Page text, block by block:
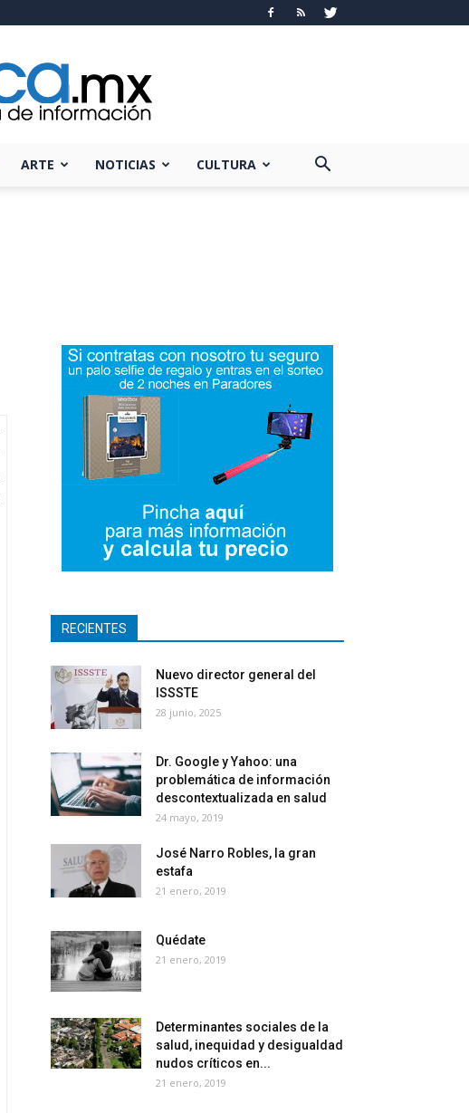
ARTE NOTICIAS CULTURA
RECIENTES
Nuevo director general del
ISSSTE
28 junio, 2025
Dr. Google y Yahoo: una
problemática de información
descontextualizada en salud
24 mayo, 2019
José Narro Robles, la gran
estafa
21 enero, 2019
Quédate
21 enero, 2019
Determinantes sociales de la
salud, inequidad y desigualdad
nudos críticos en...
21 enero, 2019